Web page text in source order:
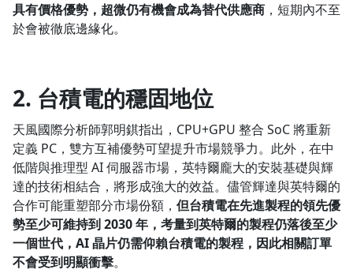
具有價格優勢，超微仍有機會成為替代供應商 ，短期內不至
於會被徹底邊緣化。
2. 台積電的穩固地位
天風國際分析師郭明錤指出，CPU+GPU 整合 SoC 將重新
定義 PC，雙方互補優勢可望提升市場競爭力。此外，在中
低階與推理型 AI 伺服器市場，英特爾龐大的安裝基礎與輝
達的技術相結合，將形成強大的效益。儘管輝達與英特爾的
合作可能重塑部分市場份額， 但台積電在先進製程的領先優
勢至少可維持到 2030 年，考量到英特爾的製程仍落後至少
一個世代，AI 晶片仍需仰賴台積電的製程，因此相關訂單
不會受到明顯衝擊。